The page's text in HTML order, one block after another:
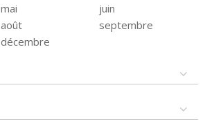
mai
juin
août
septembre
décembre